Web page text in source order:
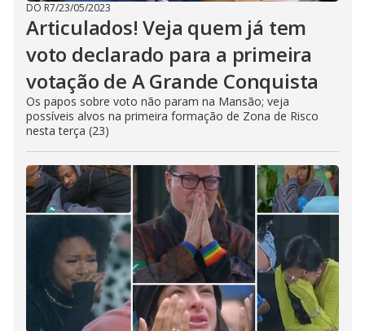
DO R7/23/05/2023
Articulados! Veja quem já tem
voto declarado para a primeira
votação de A Grande Conquista
Os papos sobre voto não param na Mansão; veja
possíveis alvos na primeira formação de Zona de Risco
nesta terça (23)